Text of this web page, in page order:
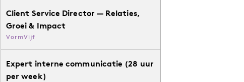
Client Service Director — Relaties,
Groei & Impact
VormVijf
Expert interne communicatie (28 uur
per week)